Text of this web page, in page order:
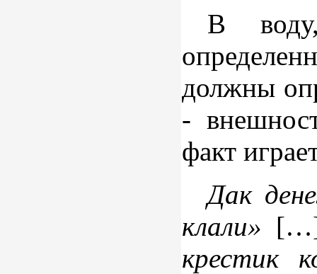
В
должны
-
факт
Дак
клали»
крестик